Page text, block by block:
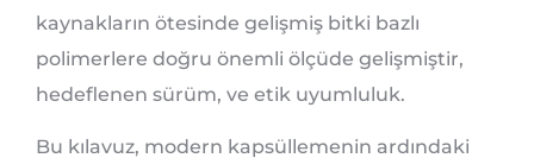
kaynakların ötesinde gelişmiş bitki bazlı
polimerlere doğru önemli ölçüde gelişmiştir,
hedeflenen sürüm, ve etik uyumluluk.
Bu kılavuz, modern kapsüllemenin ardındaki